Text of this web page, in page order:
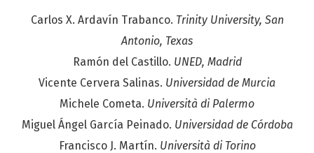
Carlos X. Ardavín Trabanco. Trinity University, San
Antonio, Texas
Ramón del Castillo. UNED, Madrid
Vicente Cervera Salinas. Universidad de Murcia
Michele Cometa. Università di Palermo
Miguel Ángel García Peinado. Universidad de Córdoba
Francisco J. Martín. Università di Torino